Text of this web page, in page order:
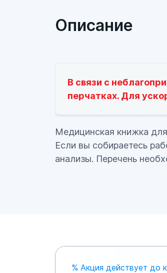
Описание
В связи с
перчатках. Для
Медицинская книжка
Если вы собираетесь
анализы. Перечень
Психиатр;
% Акция действует до